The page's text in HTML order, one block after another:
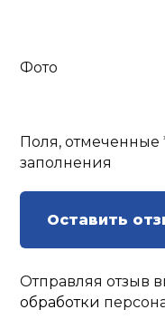
Фото
Поля, отмеченные
заполнения
Оставить
Отправляя отзыв
обработки